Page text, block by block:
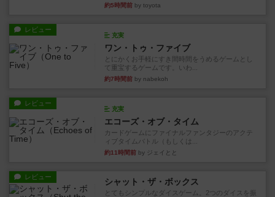
約5時間前 by toyota
レビュー
充実
ワン・トゥ・ファイブ
とにかくお手軽にすき間時間をうめるゲームとし
て重宝するゲームです。いわ...
約7時間前 by nabekoh
レビュー
充実
エコーズ・オブ・タイム
カードゲームにファイナルファンタジーのアクテ
ィブタイムバトル（もしくは...
約11時間前 by ジェイとと
レビュー シャット・ザ・ボックス
とてもシンプルなダイスゲーム。2つのダイスを振